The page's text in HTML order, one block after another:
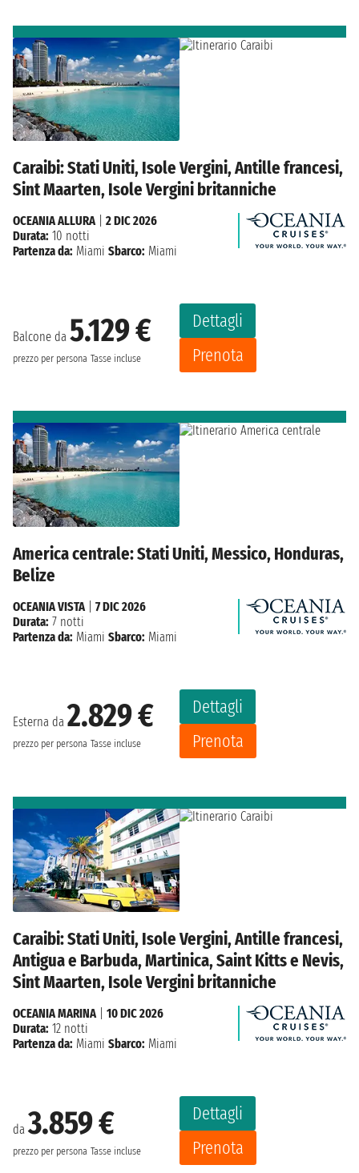
Caraibi: Stati Uniti, Isole Vergini, Antille francesi,
Sint Maarten, Isole Vergini britanniche
Balcone da 5.129 €
prezzo per persona Tasse incluse
Dettagli
Prenota
OCEANIA ALLURA| 2 DIC 2026
Durata: 10 notti
Partenza da: Miami Sbarco: Miami
America centrale: Stati Uniti, Messico, Honduras,
Belize
Esterna da 2.829 €
prezzo per persona Tasse incluse
Dettagli
Prenota
OCEANIA VISTA| 7 DIC 2026
Durata: 7 notti
Partenza da: Miami Sbarco: Miami
Caraibi: Stati Uniti, Isole Vergini, Antille francesi,
Antigua e Barbuda, Martinica, Saint Kitts e Nevis,
Sint Maarten, Isole Vergini britanniche
da3.859 €
prezzo per persona Tasse incluse
Dettagli
Prenota
OCEANIA MARINA| 10 DIC 2026
Durata: 12 notti
Partenza da: Miami Sbarco: Miami